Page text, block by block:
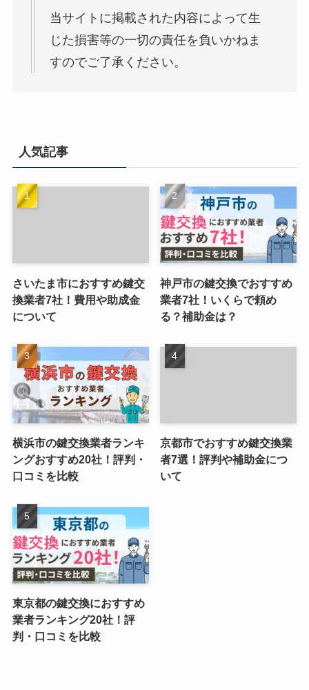
当サイトに掲載された内容によって生
じた損害等の一切の責任を負いかねま
すのでご了承ください。
人気記事
さいたま市におすすめ鍵交
換業者7社！費用や助成金
について
神戸市の鍵交換でおすすめ
業者7社！いくらで頼め
る？補助金は？
横浜市の鍵交換業者ランキ
ングおすすめ20社！評判・
口コミを比較
京都市でおすすめ鍵交換業
者7選！評判や補助金につ
いて
東京都の鍵交換におすすめ
業者ランキング20社！評
判・口コミを比較